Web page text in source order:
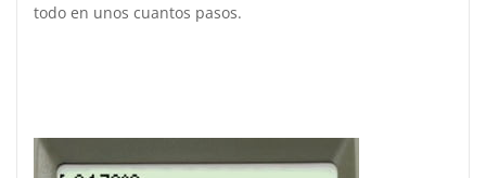
todo en unos cuantos pasos.